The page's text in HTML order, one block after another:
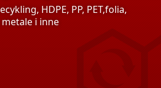
HDPE, PP, PET,folia,
i inne